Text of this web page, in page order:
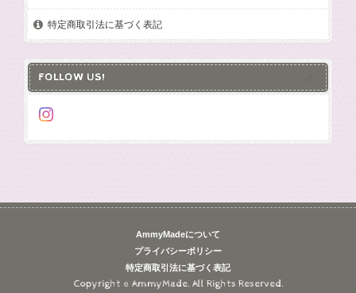
特定商取引法に基づく表記
FOLLOW US!
AmmyMadeについて
プライバシーポリシー
特定商取引法に基づく表記
Copyright © AmmyMade. All Rights Reserved.